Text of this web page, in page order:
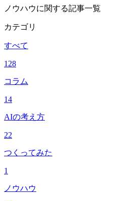
ノウハウに関する記事一覧
カテゴリ
すべて
128
コラム
14
AIの考え方
22
つくってみた
1
ノウハウ